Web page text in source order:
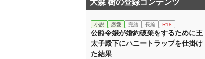
大森 樹の登録コンテンツ
小説 恋愛 完結 長編 R18
公爵令嬢が婚約破棄をするために王
太子殿下にハニートラップを仕掛け
た結果